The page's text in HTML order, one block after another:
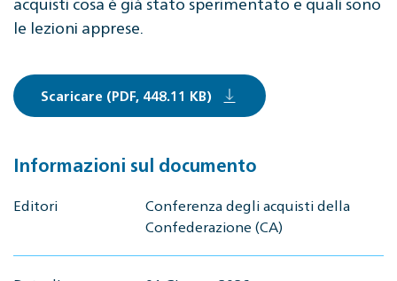
le lezioni apprese.
Scaricare (PDF, 448.11 KB)
Informazioni sul documento
Editori
Conferenza degli acquisti della
Confederazione (CA)